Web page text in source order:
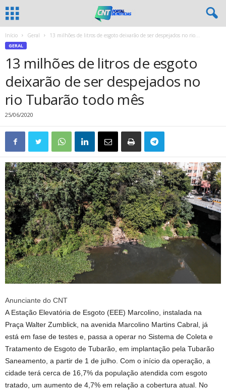
Início Geral 13 milhões de litros de esgoto deixarão de ser despejados no rio...
GERAL
13 milhões de litros de esgoto
deixarão de ser despejados no
rio Tubarão todo mês
25/06/2020
Anunciante do CNT
A Estação Elevatória de Esgoto (EEE) Marcolino, instalada na
Praça Walter Zumblick, na avenida Marcolino Martins Cabral, já
está em fase de testes e, passa a operar no Sistema de Coleta e
Tratamento de Esgoto de Tubarão, em implantação pela Tubarão
Saneamento, a partir de 1 de julho. Com o início da operação, a
cidade terá cerca de 16,7% da população atendida com esgoto
tratado, um aumento de 4,7% em relação a cobertura atual. No